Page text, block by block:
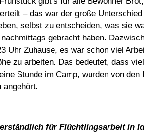
– das war der große
selbst zu entscheiden, was sie
gebracht haben.
Uhr Zuhause, es war schon viel
zu arbeiten. Das bedeutet, dass
Stunde im Camp, wurden von
angehört.
für Flüchtlingsarbeit in